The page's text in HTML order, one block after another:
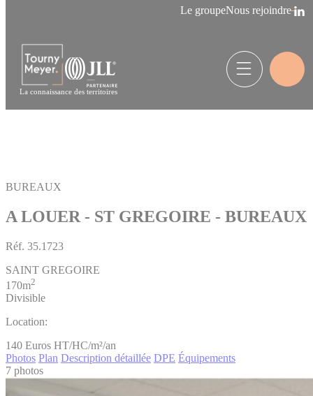
Le groupeNous rejoindre
La connaissance des territoires
BUREAUX
A LOUER - ST GREGOIRE - BUREAUX
Réf. 35.1723
SAINT GREGOIRE
170m2
Divisible
Location:
140 Euros HT/HC/m²/an
Photos Plan Description détaillée DPE Équipements
7 photos